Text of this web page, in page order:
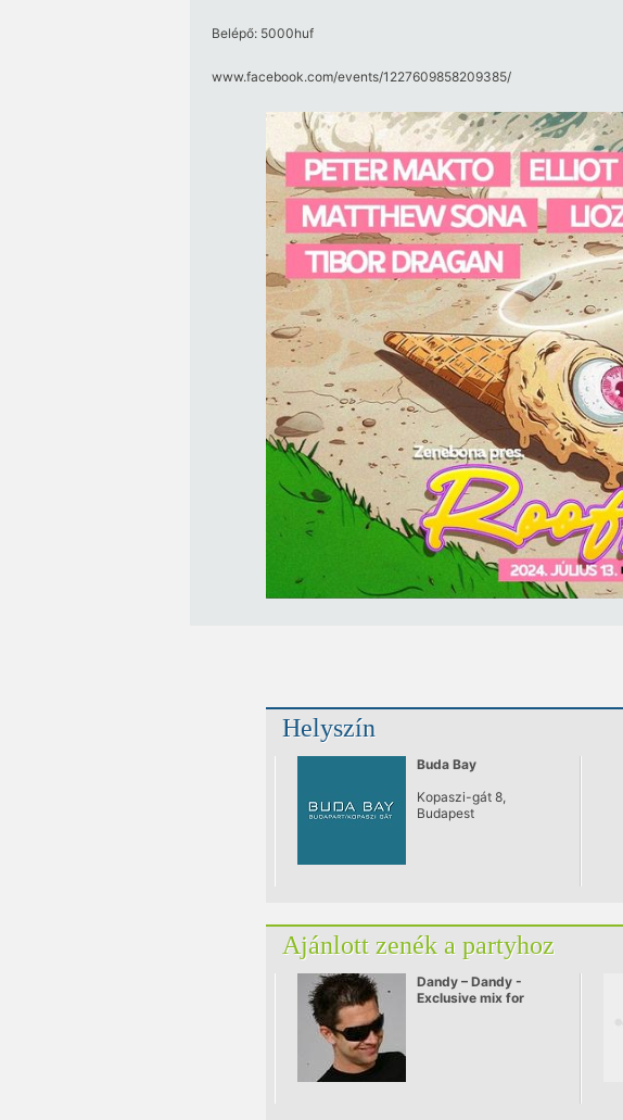
Belépő: 5000huf
www.facebook.com/​events/​1227609858209385/​
Helyszín
Buda Bay
Kopaszi-gát 8,
Budapest
Ajánlott zenék a partyhoz
Dandy – Dandy -
Exclusive mix for